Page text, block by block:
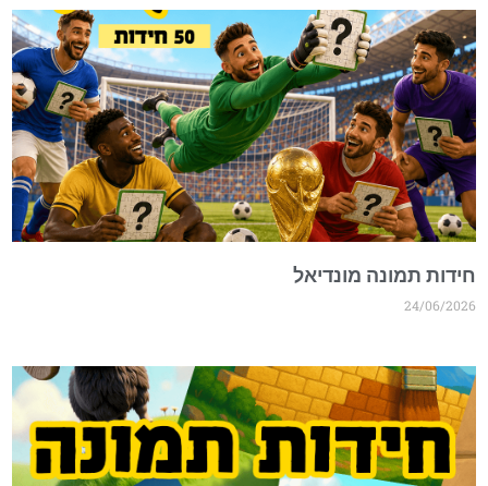
חידות תמונה מונדיאל
24/06/2026